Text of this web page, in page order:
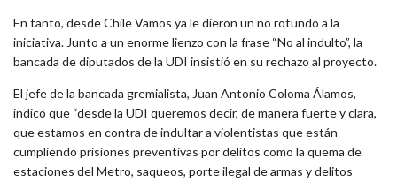
En tanto, desde Chile Vamos ya le dieron un no rotundo a la
iniciativa. Junto a un enorme lienzo con la frase “No al indulto”, la
bancada de diputados de la UDI insistió en su rechazo al proyecto.
El jefe de la bancada gremialista, Juan Antonio Coloma Álamos,
indicó que “desde la UDI queremos decir, de manera fuerte y clara,
que estamos en contra de indultar a violentistas que están
cumpliendo prisiones preventivas por delitos como la quema de
estaciones del Metro, saqueos, porte ilegal de armas y delitos